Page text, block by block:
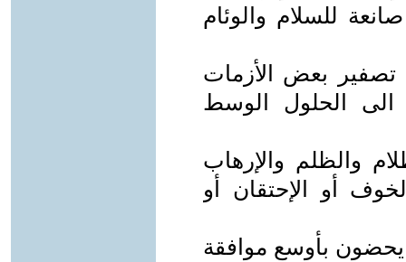
للسلام والوئام
تصفير بعض الأزمات
الى الحلول الوسط
والظلم والإرهاب
أو الإحتقان أو
بأوسع موافقة